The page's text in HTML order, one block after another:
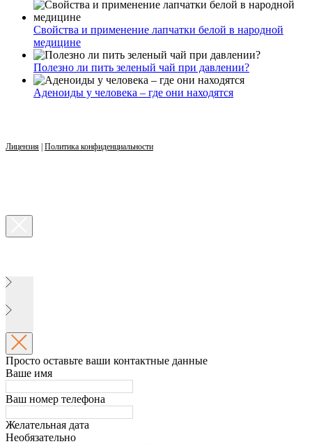
Свойства и применение лапчатки белой в народной
медицине
Полезно ли пить зеленый чай при давлении?
Аденоиды у человека – где они находятся
Лицензия | Политика конфиденциальности
Просто оставьте ваши контактные данные
Ваше имя
Ваш номер телефона
Желательная дата
Необязательно